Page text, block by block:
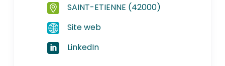
SAINT-ETIENNE (42000)
Site web
LinkedIn